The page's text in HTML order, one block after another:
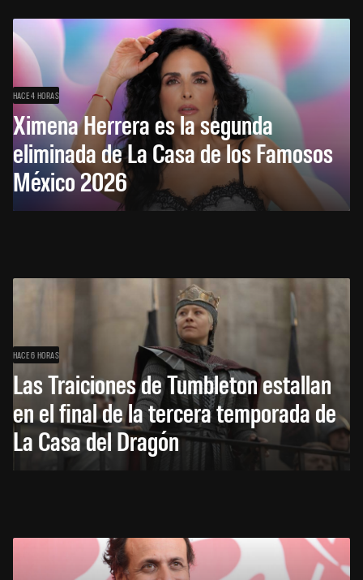
HACE 4 HORAS
Ximena Herrera es la segunda
eliminada de La Casa de los Famosos
México 2026
HACE 6 HORAS
Las Traiciones de Tumbleton estallan
en el final de la tercera temporada de
La Casa del Dragón